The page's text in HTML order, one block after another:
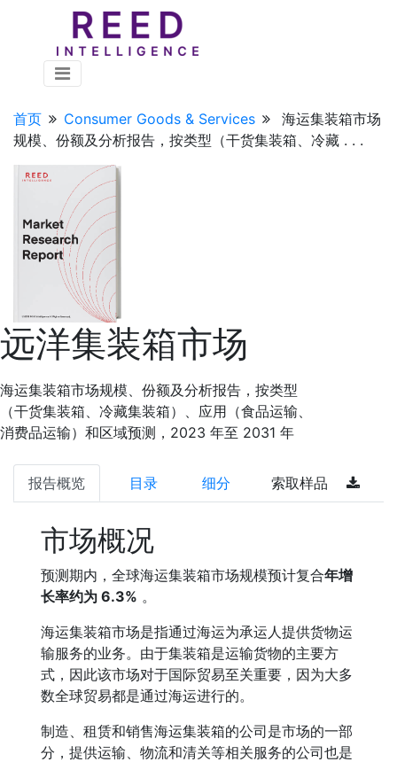
首页 Consumer Goods & Services
海运集装箱市场
规模、份额及分析报告，按类型（干货集装箱、冷藏 . . .
远洋集装箱市场
海运集装箱市场规模、份额及分析报告，按类型
（干货集装箱、冷藏集装箱）、应用（食品运输、
消费品运输）和区域预测，2023 年至 2031 年
报告概览 目录 细分 索取样品
市场概况
预测期内，全球海运集装箱市场规模预计复合年增
长率约为 6.3% 。
海运集装箱市场是指通过海运为承运人提供货物运
输服务的业务。由于集装箱是运输货物的主要方
式，因此该市场对于国际贸易至关重要，因为大多
数全球贸易都是通过海运进行的。
制造、租赁和销售海运集装箱的公司是市场的一部
分，提供运输、物流和清关等相关服务的公司也是